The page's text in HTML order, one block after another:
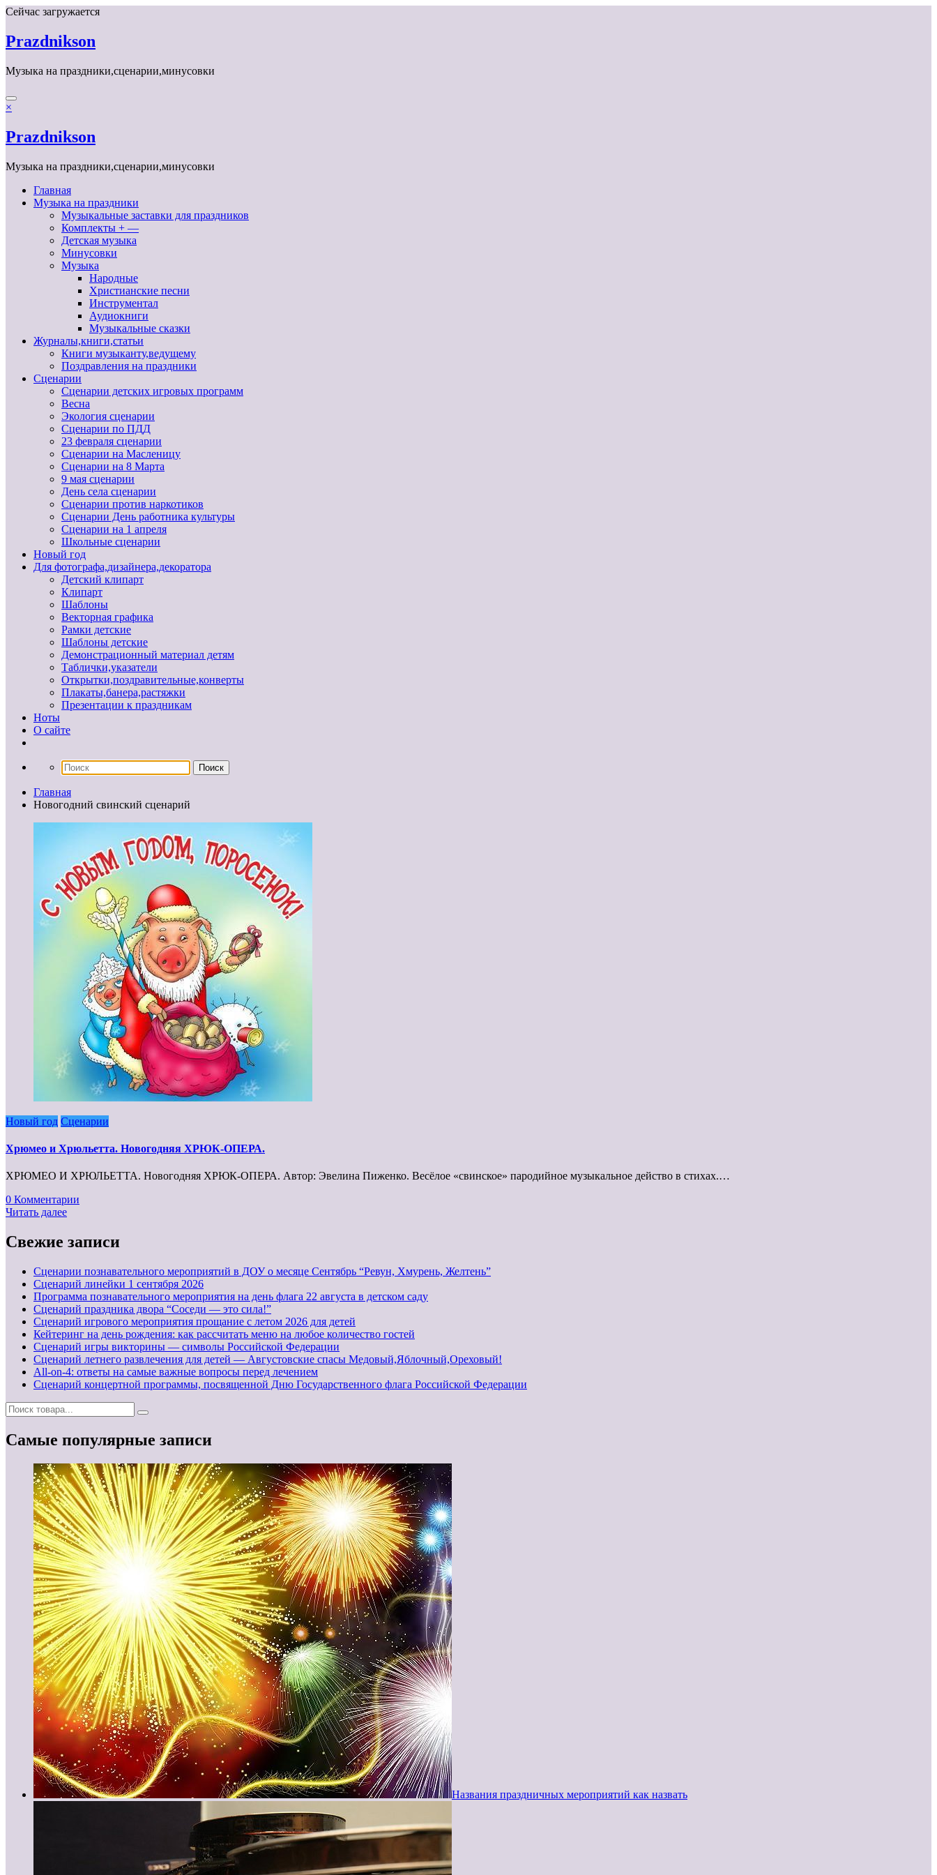
Перейти
содержимому
Сейчас загружается
Prazdnikson
Музыка на праздники,сценарии,минусовки
×
Prazdnikson
Музыка на праздники,сценарии,минусовки
Главная
Музыка на праздники
Музыкальные заставки для праздников
Комплекты + —
Детская музыка
Минусовки
Музыка
Народные
Христианские песни
Инструментал
Аудиокниги
Музыкальные сказки
Журналы,книги,статьи
Книги музыканту,ведущему
Поздравления на праздники
Сценарии
Сценарии детских игровых программ
Весна
Экология сценарии
Сценарии по ПДД
23 февраля сценарии
Сценарии на Масленицу
Сценарии на 8 Марта
9 мая сценарии
День села сценарии
Сценарии против наркотиков
Сценарии День работника культуры
Сценарии на 1 апреля
Школьные сценарии
Новый год
Для фотографа,дизайнера,декоратора
Детский клипарт
Клипарт
Шаблоны
Векторная графика
Рамки детские
Шаблоны детские
Демонстрационный материал детям
Таблички,указатели
Открытки,поздравительные,конверты
Плакаты,банера,растяжки
Презентации к праздникам
Ноты
О сайте
Главная
Новогодний свинский сценарий
Новый год Сценарии
Хрюмео и Хрюльетта. Новогодняя ХРЮК-ОПЕРА.
ХРЮМЕО И ХРЮЛЬЕТТА. Новогодняя ХРЮК-ОПЕРА. Автор: Эвелина Пиженко. Весёлое «свинское» пародийное музыкальное действо в стихах.…
0 Комментарии
Читать далее
Свежие записи
Сценарии познавательного мероприятий в ДОУ о месяце Сентябрь “Ревун, Хмурень, Желтень”
Cценарий линейки 1 сентября 2026
Программа познавательного мероприятия на день флага 22 августа в детском саду
Сценарий праздника двора “Соседи — это сила!”
Сценарий игрового мероприятия прощание с летом 2026 для детей
Кейтеринг на день рождения: как рассчитать меню на любое количество гостей
Сценарий игры викторины — символы Российской Федерации
Сценарий летнего развлечения для детей — Августовские спасы Медовый,Яблочный,Ореховый!
All-on-4: ответы на самые важные вопросы перед лечением
Сценарий концертной программы, посвященной Дню Государственного флага Российской Федерации
Самые популярные записи
Названия праздничных мероприятий как назвать